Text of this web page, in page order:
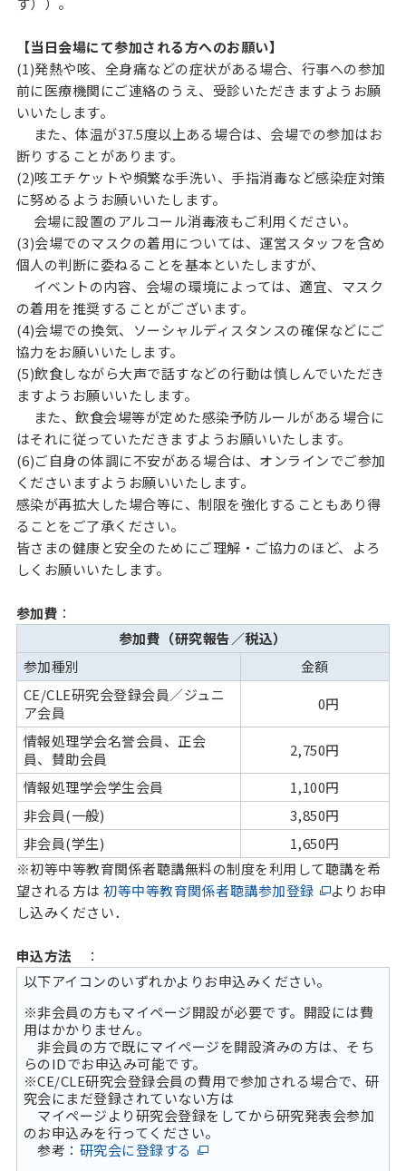
【当日会場にて参加される方へのお願い】
(1)発熱や咳、全身痛などの症状がある場合、行事への参加
前に医療機関にご連絡のうえ、受診いただきますようお願
いいたします。
また、体温が37.5度以上ある場合は、会場での参加はお
断りすることがあります。
(2)咳エチケットや頻繁な手洗い、手指消毒など感染症対策
に努めるようお願いいたします。
会場に設置のアルコール消毒液もご利用ください。
(3)会場でのマスクの着用については、運営スタッフを含め
個人の判断に委ねることを基本といたしますが、
イベントの内容、会場の環境によっては、適宜、マスク
の着用を推奨することがございます。
(4)会場での換気、ソーシャルディスタンスの確保などにご
協力をお願いいたします。
(5)飲食しながら大声で話すなどの行動は慎しんでいただき
ますようお願いいたします。
また、飲食会場等が定めた感染予防ルールがある場合に
はそれに従っていただきますようお願いいたします。
(6)ご自身の体調に不安がある場合は、オンラインでご参加
くださいますようお願いいたします。
感染が再拡大した場合等に、制限を強化することもあり得
ることをご了承ください。
皆さまの健康と安全のためにご理解・ご協力のほど、よろ
しくお願いいたします。
参加費 ：
参加費（研究報告／税込）
参加種別
金額
CE/CLE研究会登録会員／ジュニ
ア会員
0円
情報処理学会名誉会員、正会
員、賛助会員
2,750円
情報処理学会学生会員
1,100円
非会員(一般)
3,850円
非会員(学生)
1,650円
※初等中等教育関係者聴講無料の制度を利用して聴講を希
望される方は初等中等教育関係者聴講参加登録
よりお申
し込みください．
申込方法 ：
以下アイコンのいずれかよりお申込みください。
※非会員の方もマイページ開設が必要です。開設には費
用はかかりません。
非会員の方で既にマイページを開設済みの方は、そち
らのIDでお申込み可能です。
※CE/CLE研究会登録会員の費用で参加される場合で、研
究会にまだ登録されていない方は
マイページより研究会登録をしてから研究発表会参加
のお申込みを行ってください。
参考： 研究会に登録する